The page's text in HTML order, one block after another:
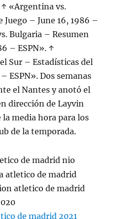
↑ «Argentina vs.
Juego – June 16, 1986 –
Bulgaria – Resumen
– ESPN». ↑
Sur – Estadísticas del
ESPN». Dos semanas
el Nantes y anotó el
dirección de Layvin
media hora para los
de la temporada.